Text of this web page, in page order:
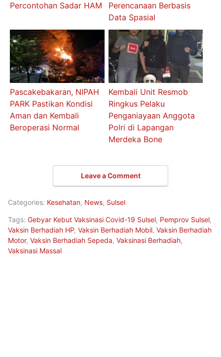
Percontohan Sadar HAM
Perencanaan Berbasis
Data Spasial
Pascakebakaran, NIPAH
PARK Pastikan Kondisi
Aman dan Kembali
Beroperasi Normal
Kembali Unit Resmob
Ringkus Pelaku
Penganiayaan Anggota
Polri di Lapangan
Merdeka Bone
Leave a Comment
Categories: Kesehatan, News, Sulsel
Tags: Gebyar Kebut Vaksinasi Covid-19 Sulsel, Pemprov Sulsel,
Vaksin Berhadiah HP, Vaksin Berhadiah Mobil, Vaksin Berhadiah
Motor, Vaksin Berhadiah Sepeda, Vaksinasi Berhadiah,
Vaksinasi Massal